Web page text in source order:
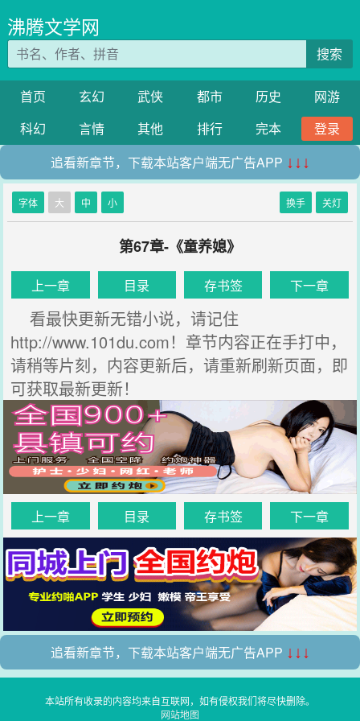
沸腾文学网
搜索
首页 玄幻 武侠 都市 历史
网游
科幻
言情 其他 排行 完本
登录
追看新章节，下载本站客户端无广告APP ↓↓↓
字体 大 中 小 换手 关灯
第67章-《童养媳》
上一章 目录 存书签 下一章
看最快更新无错小说，请记住
http://www.101du.com！章节内容正在手打中，
请稍等片刻，内容更新后，请重新刷新页面，即
可获取最新更新！
上一章 目录 存书签 下一章
追看新章节，下载本站客户端无广告APP ↓↓↓
本站所有收录的内容均来自互联网，如有侵权我们将尽快删除。
网站地图